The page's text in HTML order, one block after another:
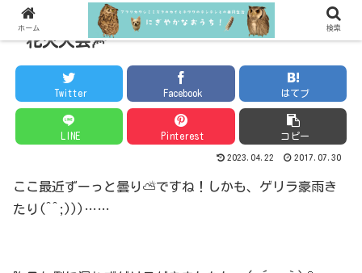
花火大会🎆
Twitter Facebook はてブ
LINE Pinterest コピー
2023.04.22 2017.07.30
ここ最近ずーっと曇り⛅ですね！しかも、ゲリラ豪雨き
たり(^^;)))……
ホーム 検索